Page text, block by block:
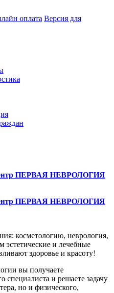
оплата Версия для
ПЕРВАЯ НЕВРОЛОГИЯ
ПЕРВАЯ НЕВРОЛОГИЯ
косметологию, неврология,
и лечебные
здоровье и красоту!
вы получаете
специалиста и решаете задачу
но и физического,